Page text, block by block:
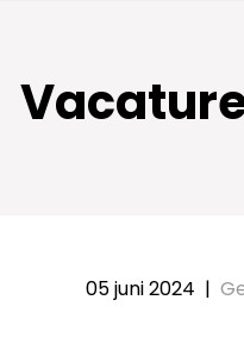
05 juni 2024 |